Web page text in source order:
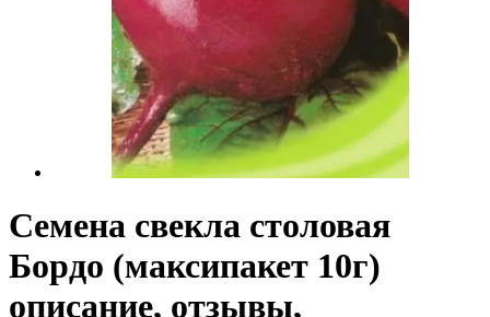
Семена свекла столовая
Бордо (максипакет 10г)
описание, отзывы,